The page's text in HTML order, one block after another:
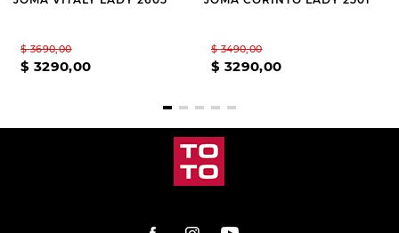
$ 3690,00
$ 3290,00
$ 3490,00
$ 3290,00